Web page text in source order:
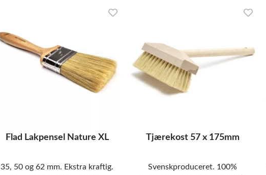
Flad Lakpensel Nature XL
35, 50 og 62 mm. Ekstra kraftig.
Tjærekost 57 x 175mm
Svenskproduceret. 100%